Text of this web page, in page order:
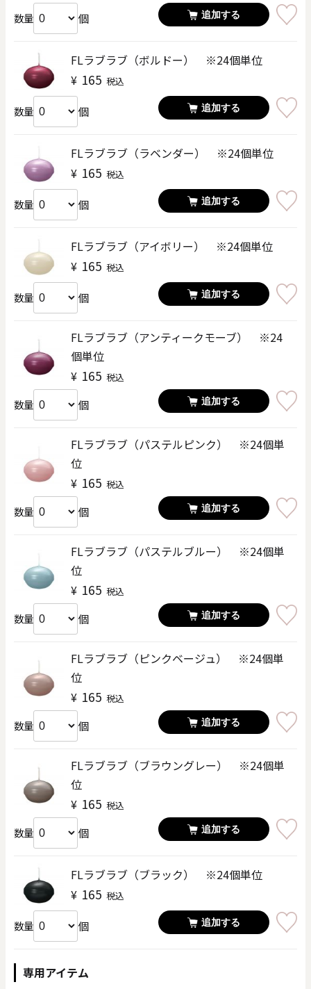
数量 個 追加する
FLラブラブ（ボルドー） ※24個単位
¥ 165 税込
数量 個 追加する
FLラブラブ（ラベンダー） ※24個単位
¥ 165 税込
数量 個 追加する
FLラブラブ（アイボリー） ※24個単位
¥ 165 税込
数量 個 追加する
FLラブラブ（アンティークモーブ） ※24
個単位
¥ 165 税込
数量 個 追加する
FLラブラブ（パステルピンク） ※24個単
位
¥ 165 税込
数量 個 追加する
FLラブラブ（パステルブルー） ※24個単
位
¥ 165 税込
数量 個 追加する
FLラブラブ（ピンクベージュ） ※24個単
位
¥ 165 税込
数量 個 追加する
FLラブラブ（ブラウングレー） ※24個単
位
¥ 165 税込
数量 個 追加する
FLラブラブ（ブラック） ※24個単位
¥ 165 税込
数量 個 追加する
専用アイテム